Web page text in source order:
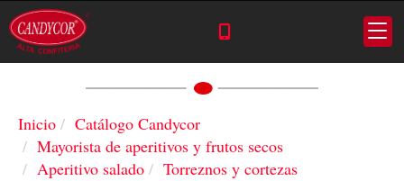
Inicio
Catálogo Candycor
Mayorista de aperitivos y frutos secos
Aperitivo salado
Torreznos y cortezas